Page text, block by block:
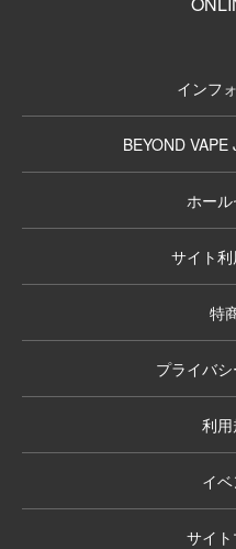
インフ
BEYOND VAPE
ホー
サイト
特
プライバ
利
イベ
サイ